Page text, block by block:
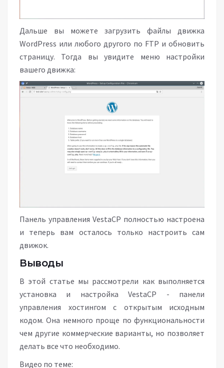
Дальше вы можете загрузить файлы движка
WordPress или любого другого по FTP и обновить
страницу. Тогда вы увидите меню настройки
вашего движка:
Панель управления VestaCP полностью настроена
и теперь вам осталось только настроить сам
движок.
Выводы
В этой статье мы рассмотрели как выполняется
установка и настройка VestaCP - панели
управления хостингом с открытым исходным
кодом. Она немного проще по функциональности
чем другие коммерческие варианты, но позволяет
делать все что необходимо.
Видео по теме: